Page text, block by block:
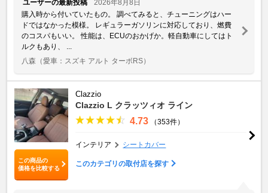
ユーザーの最新投稿
2026年8月8日
購入時から付いていたもの。 調べてみると、チューニングはハー
ドではなかった模様。 レギュラーガソリンに対応しており、燃費
のコスパもいい。 性能は、ECUのおかげか。軽自動車にしてはト
ルクもあり、 ...
八森 （愛車：スズキ アルト ターボRS）
この商品の
価格を比較する
Clazzio
Clazzio L クラッツィオ ライン
4.73 （353件）
インテリア シートカバー
このカテゴリの取付店を探す